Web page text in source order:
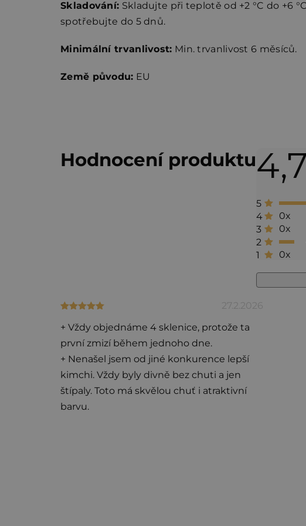
Skladování: Skladujte při teplotě od +2 °C do +6
spotřebujte do 5 dnů.
Minimální trvanlivost: Min. trvanlivost 6 měsíců.
Země původu: EU
Hodnocení produktu4,7
5
4
0x
3
0x
2
1
0x
V
n
o
c
e
n
í
Hodnocení produktu je 5 z 5 hvězdiček.
27.2.2026
+ Vždy objednáme 4 sklenice, protože ta
první zmizí během jednoho dne.
+ Nenašel jsem od jiné konkurence lepší
kimchi. Vždy byly divně bez chuti a jen
štípaly. Toto má skvělou chuť i atraktivní
barvu.